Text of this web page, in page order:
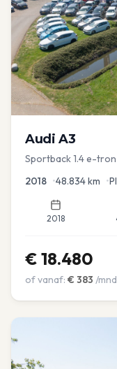
Audi A3
Sportback 1.4 e-
2018 •48.834km •
2018
€ 18.480
of vanaf: € 383 /mnd